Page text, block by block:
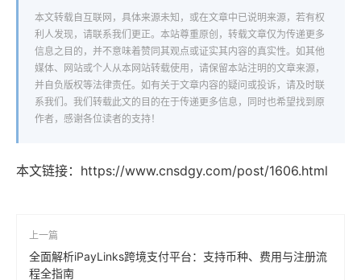
本文转载自互联网，具体来源未知，或在文章中已说明来源，若有权
利人发现，请联系我们更正。本站尊重原创，转载文章仅为传递更多
信息之目的，并不意味着赞同其观点或证实其内容的真实性。如其他
媒体、网站或个人从本网站转载使用，请保留本站注明的文章来源，
并自负版权等法律责任。如有关于文章内容的疑问或投诉，请及时联
系我们。我们转载此文的目的在于传递更多信息，同时也希望找到原
作者，感谢各位读者的支持！
本文链接： https://www.cnsdgy.com/post/1606.html
上一篇
全面解析iPayLinks跨境支付平台：支持币种、费用与注册流
程全指南